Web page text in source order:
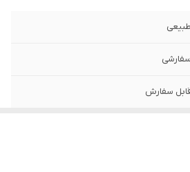
طبیعی
سفارشی
قابل سفارش